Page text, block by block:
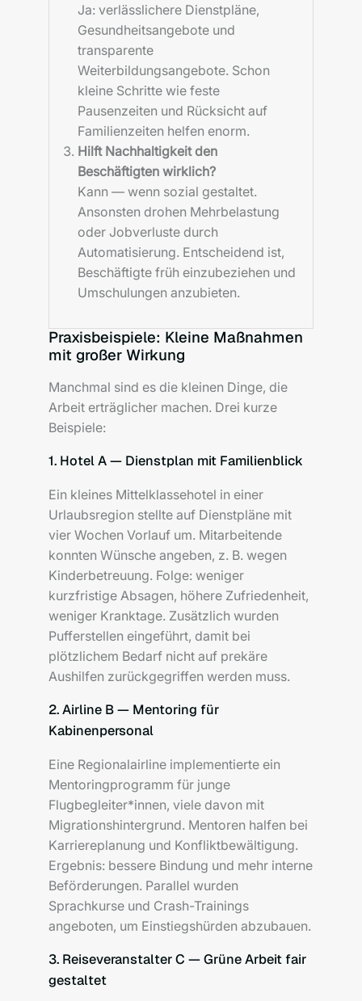
Ja: verlässlichere Dienstpläne,
Gesundheitsangebote und
transparente
Weiterbildungsangebote. Schon
kleine Schritte wie feste
Pausenzeiten und Rücksicht auf
Familienzeiten helfen enorm.
Hilft Nachhaltigkeit den
Beschäftigten wirklich?
Kann — wenn sozial gestaltet.
Ansonsten drohen Mehrbelastung
oder Jobverluste durch
Automatisierung. Entscheidend ist,
Beschäftigte früh einzubeziehen und
Umschulungen anzubieten.
Praxisbeispiele: Kleine Maßnahmen
mit großer Wirkung
Manchmal sind es die kleinen Dinge, die
Arbeit erträglicher machen. Drei kurze
Beispiele:
1. Hotel A — Dienstplan mit Familienblick
Ein kleines Mittelklassehotel in einer
Urlaubsregion stellte auf Dienstpläne mit
vier Wochen Vorlauf um. Mitarbeitende
konnten Wünsche angeben, z. B. wegen
Kinderbetreuung. Folge: weniger
kurzfristige Absagen, höhere Zufriedenheit,
weniger Kranktage. Zusätzlich wurden
Pufferstellen eingeführt, damit bei
plötzlichem Bedarf nicht auf prekäre
Aushilfen zurückgegriffen werden muss.
2. Airline B — Mentoring für
Kabinenpersonal
Eine Regionalairline implementierte ein
Mentoringprogramm für junge
Flugbegleiter*innen, viele davon mit
Migrationshintergrund. Mentoren halfen bei
Karriereplanung und Konfliktbewältigung.
Ergebnis: bessere Bindung und mehr interne
Beförderungen. Parallel wurden
Sprachkurse und Crash-Trainings
angeboten, um Einstiegshürden abzubauen.
3. Reiseveranstalter C — Grüne Arbeit fair
gestaltet